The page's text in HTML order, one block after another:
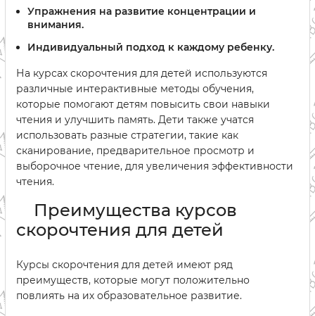
Упражнения на развитие концентрации и
внимания.
Индивидуальный подход к каждому ребенку.
На курсах скорочтения для детей используются
различные интерактивные методы обучения,
которые помогают детям повысить свои навыки
чтения и улучшить память. Дети также учатся
использовать разные стратегии, такие как
сканирование, предварительное просмотр и
выборочное чтение, для увеличения эффективности
чтения.
Преимущества курсов
скорочтения для детей
Курсы скорочтения для детей имеют ряд
преимуществ, которые могут положительно
повлиять на их образовательное развитие.